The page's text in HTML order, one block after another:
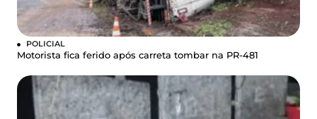
POLICIAL
Motorista fica ferido após carreta tombar na PR-481